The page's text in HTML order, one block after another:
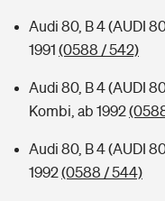
Audi 80, B 4 (AUDI
1991 (0588 / 542)
Audi 80, B 4 (AUDI
Kombi, ab 1992
Audi 80, B 4 (AUDI
1992(0588 / 544)